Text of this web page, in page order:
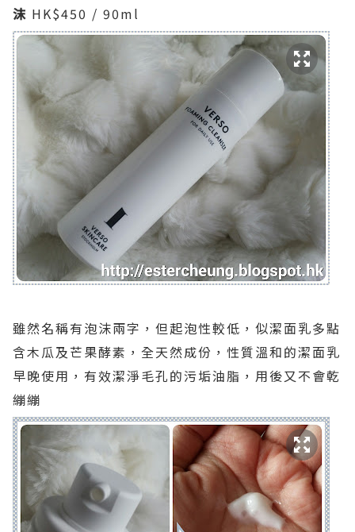
沫 HK$450 / 90ml
雖然名稱有泡沫兩字，但起泡性較低，似潔面乳多點
含木瓜及芒果酵素，全天然成份，性質溫和的潔面乳
早晚使用，有效潔淨毛孔的污垢油脂，用後又不會乾
繃繃